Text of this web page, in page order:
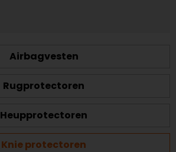
Airbagvesten
Rugprotectoren
Heupprotectoren
Knie protectoren